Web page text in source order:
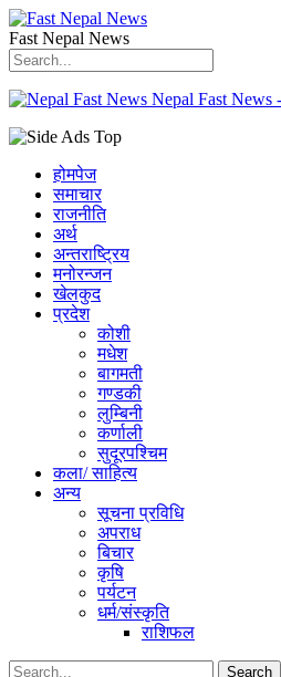
Fast Nepal News
Nepal Fast News -
होमपेज
समाचार
राजनीति
अर्थ
अन्तराष्ट्रिय
मनोरन्जन
खेलकुद
प्रदेश
कोशी
मधेश
बागमती
गण्डकी
लुम्बिनी
कर्णाली
सुदूरपश्चिम
कला/ साहित्य
अन्य
सूचना प्रविधि
अपराध
बिचार
कृषि
पर्यटन
धर्म/संस्कृति
राशिफल